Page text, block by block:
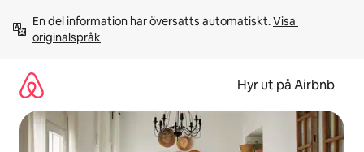
innehåll
En del information har översatts automatiskt. Visa
originalspråk
Hyr ut på Airbnb